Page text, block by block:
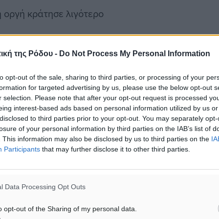
της Ρόδου - Do Not Process My Personal Information
opt-out of the sale, sharing to third parties, or processing of your
for targeted advertising by us, please use the below opt-out
selection. Please note that after your opt-out request is processed
interest-based ads based on personal information utilized by us
to third parties prior to your opt-out. You may separately
of your personal information by third parties on the IAB’s list of
This information may also be disclosed by us to third parties on the
Participants that may further disclose it to other third parties.
Data Processing Opt Outs
opt-out of the Sharing of my personal data.
οργή κράτησε λιγότερο
αναζήτησης
μας στο Google News ★ ↗